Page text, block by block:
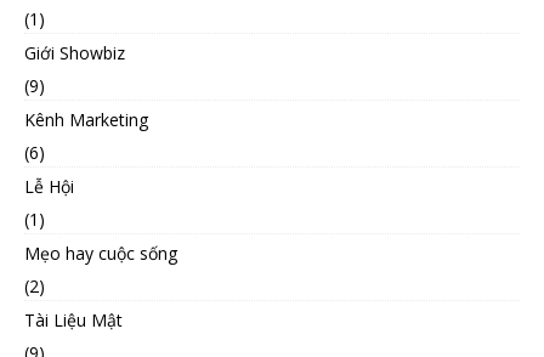
(1)
Giới Showbiz
(9)
Kênh Marketing
(6)
Lễ Hội
(1)
Mẹo hay cuộc sống
(2)
Tài Liệu Mật